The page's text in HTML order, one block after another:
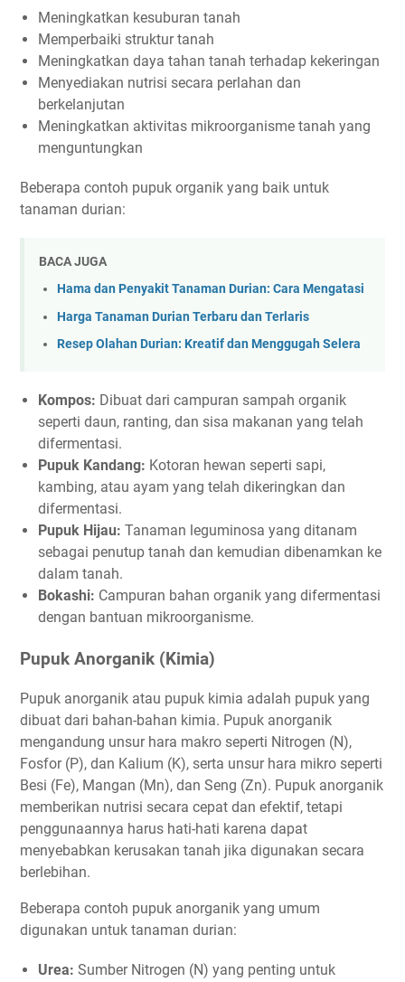
Meningkatkan kesuburan tanah
Memperbaiki struktur tanah
Meningkatkan daya tahan tanah terhadap kekeringan
Menyediakan nutrisi secara perlahan dan
berkelanjutan
Meningkatkan aktivitas mikroorganisme tanah yang
menguntungkan
Beberapa contoh pupuk organik yang baik untuk
tanaman durian:
BACA JUGA
Hama dan Penyakit Tanaman Durian: Cara Mengatasi
Harga Tanaman Durian Terbaru dan Terlaris
Resep Olahan Durian: Kreatif dan Menggugah Selera
Kompos: Dibuat dari campuran sampah organik
seperti daun, ranting, dan sisa makanan yang telah
difermentasi.
Pupuk Kandang: Kotoran hewan seperti sapi,
kambing, atau ayam yang telah dikeringkan dan
difermentasi.
Pupuk Hijau: Tanaman leguminosa yang ditanam
sebagai penutup tanah dan kemudian dibenamkan ke
dalam tanah.
Bokashi: Campuran bahan organik yang difermentasi
dengan bantuan mikroorganisme.
Pupuk Anorganik (Kimia)
Pupuk anorganik atau pupuk kimia adalah pupuk yang
dibuat dari bahan-bahan kimia. Pupuk anorganik
mengandung unsur hara makro seperti Nitrogen (N),
Fosfor (P), dan Kalium (K), serta unsur hara mikro seperti
Besi (Fe), Mangan (Mn), dan Seng (Zn). Pupuk anorganik
memberikan nutrisi secara cepat dan efektif, tetapi
penggunaannya harus hati-hati karena dapat
menyebabkan kerusakan tanah jika digunakan secara
berlebihan.
Beberapa contoh pupuk anorganik yang umum
digunakan untuk tanaman durian:
Urea: Sumber Nitrogen (N) yang penting untuk